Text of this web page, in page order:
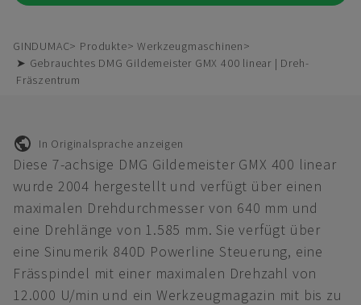
GINDUMAC Produkte
Werkzeugmaschinen
➤ Gebrauchtes DMG Gildemeister GMX 400 linear | Dreh-
Fräszentrum
In Originalsprache anzeigen
Diese 7-achsige DMG Gildemeister GMX 400 linear
wurde 2004 hergestellt und verfügt über einen
maximalen Drehdurchmesser von 640 mm und
eine Drehlänge von 1.585 mm. Sie verfügt über
eine Sinumerik 840D Powerline Steuerung, eine
Frässpindel mit einer maximalen Drehzahl von
12.000 U/min und ein Werkzeugmagazin mit bis zu